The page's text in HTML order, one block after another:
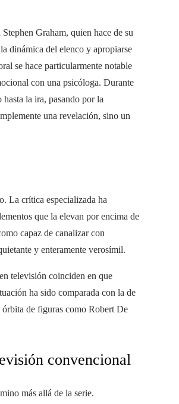
Graham, quien hace de su
dinámica del elenco y apropiarse
se hace particularmente notable
con una psicóloga. Durante
hasta la ira, pasando por la
una revelación, sino un
La crítica especializada ha
que la elevan por encima de
capaz de canalizar con
y enteramente verosímil.
televisión coinciden en que
ha sido comparada con la de
órbita de figuras como Robert De
convencional
más allá de la serie.